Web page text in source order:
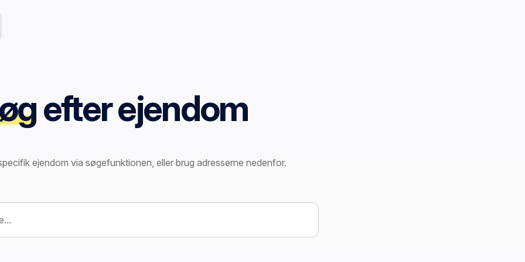
efter ejendom
ejendom via søgefunktionen, eller brug adresserne nedenfor.